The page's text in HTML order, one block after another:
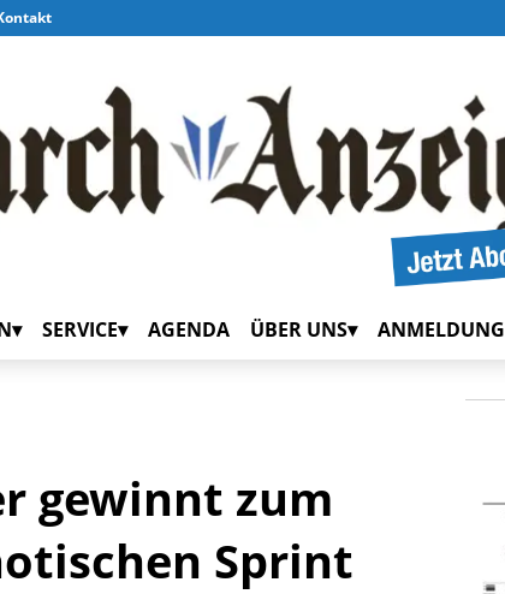
SERVICE AGENDA ÜBER UNS ANMELDUNG
gewinnt zum
Sprint